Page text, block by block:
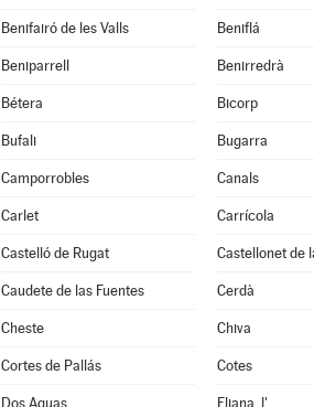
Benifairó de les Valls Beniflá
Beniparrell Benirredrà
Bétera Bicorp
Bufali Bugarra
Camporrobles Canals
Carlet Carrícola
Castelló de Rugat Castellonet de
Caudete de las Fuentes Cerdà
Cheste Chiva
Cortes de Pallás Cotes
Dos Aguas Eliana, l'